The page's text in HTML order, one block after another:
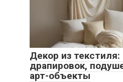
Декор из
драпировок,
арт-объекты